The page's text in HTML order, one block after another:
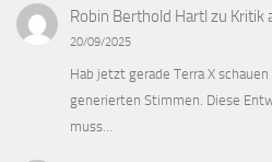
Robin Berthold Hartl zu Kritik
20/09/2025
Hab jetzt gerade Terra X
generierten Stimmen. Diese
muss…